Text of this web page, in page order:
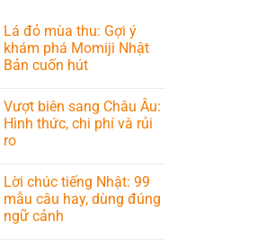
Lá đỏ mùa thu: Gợi ý
khám phá Momiji Nhật
Bản cuốn hút
Vượt biên sang Châu Âu:
Hình thức, chi phí và rủi
ro
Lời chúc tiếng Nhật: 99
mẫu câu hay, dùng đúng
ngữ cảnh